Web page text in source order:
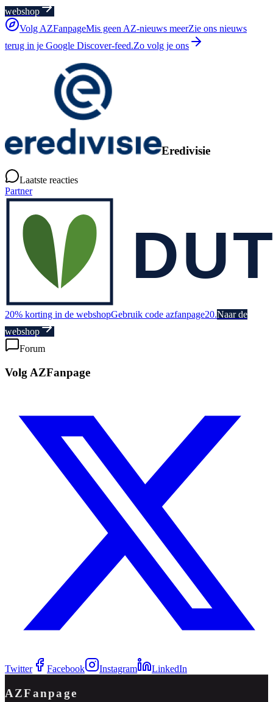
webshop
Volg AZFanpageMis geen AZ-nieuws meerZie ons nieuws
terug in je Google Discover-feed.Zo volg je ons
Eredivisie
Laatste reacties
Partner
20% korting in de webshopGebruik code azfanpage20.Naar de
webshop
Forum
Volg AZFanpage
Twitter Facebook Instagram LinkedIn
AZFanpage